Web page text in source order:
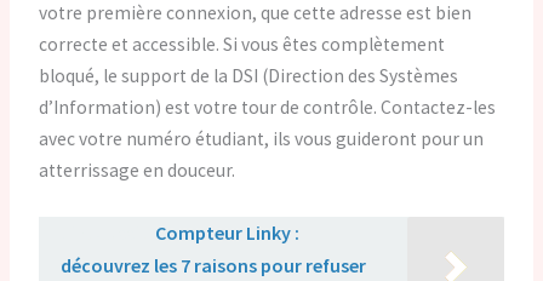
votre première connexion, que cette adresse est bien
correcte et accessible. Si vous êtes complètement
bloqué, le support de la DSI (Direction des Systèmes
d’Information) est votre tour de contrôle. Contactez-les
avec votre numéro étudiant, ils vous guideront pour un
atterrissage en douceur.
Compteur Linky :
découvrez les 7 raisons pour refuser